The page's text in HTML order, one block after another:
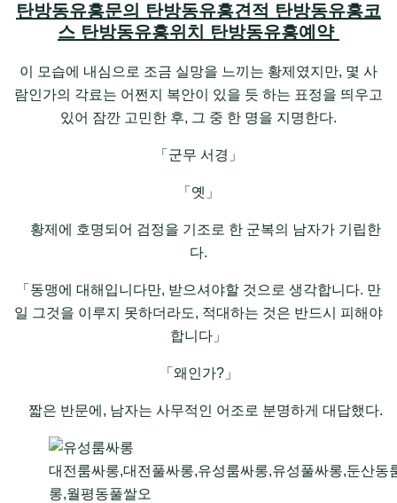
탄방동유흥문의 탄방동유흥견적 탄방동유흥코
스 탄방동유흥위치 탄방동유흥예약
이 모습에 내심으로 조금 실망을 느끼는 황제였지만, 몇 사
람인가의 각료는 어쩐지 복안이 있을 듯 하는 표정을 띄우고
있어 잠깐 고민한 후, 그 중 한 명을 지명한다.
「군무 서경」
「옛」
황제에 호명되어 검정을 기조로 한 군복의 남자가 기립한
다.
「동맹에 대해입니다만, 받으셔야할 것으로 생각합니다. 만
일 그것을 이루지 못하더라도, 적대하는 것은 반드시 피해야
합니다」
「왜인가?」
짧은 반문에, 남자는 사무적인 어조로 분명하게 대답했다.
대전룸싸롱,대전풀싸롱,유성룸싸롱,유성풀싸롱,둔산동
롱,월평동풀쌀오